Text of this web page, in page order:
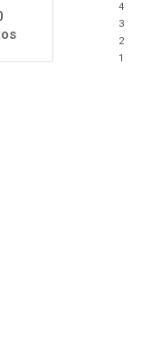
4
3
2
1